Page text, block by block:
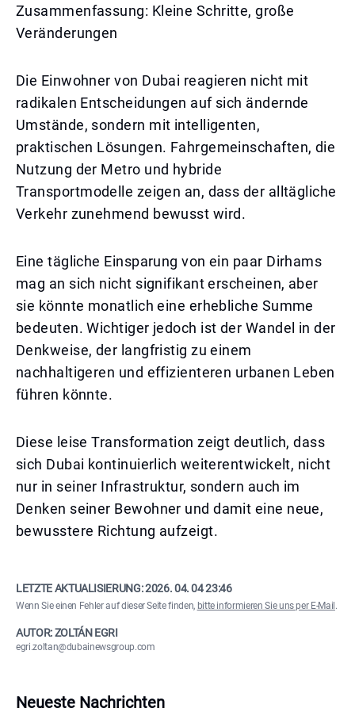
Zusammenfassung: Kleine Schritte, große
Veränderungen
Die Einwohner von Dubai reagieren nicht mit
radikalen Entscheidungen auf sich ändernde
Umstände, sondern mit intelligenten,
praktischen Lösungen. Fahrgemeinschaften, die
Nutzung der Metro und hybride
Transportmodelle zeigen an, dass der alltägliche
Verkehr zunehmend bewusst wird.
Eine tägliche Einsparung von ein paar Dirhams
mag an sich nicht signifikant erscheinen, aber
sie könnte monatlich eine erhebliche Summe
bedeuten. Wichtiger jedoch ist der Wandel in der
Denkweise, der langfristig zu einem
nachhaltigeren und effizienteren urbanen Leben
führen könnte.
Diese leise Transformation zeigt deutlich, dass
sich Dubai kontinuierlich weiterentwickelt, nicht
nur in seiner Infrastruktur, sondern auch im
Denken seiner Bewohner und damit eine neue,
bewusstere Richtung aufzeigt.
LETZTE AKTUALISIERUNG:2026. 04. 04 23:46
Wenn Sie einen Fehler auf dieser Seite finden, bitte informieren Sie uns per E-Mail .
AUTOR: ZOLTÁN EGRI
egri.zoltan@dubainewsgroup.com
Neueste Nachrichten